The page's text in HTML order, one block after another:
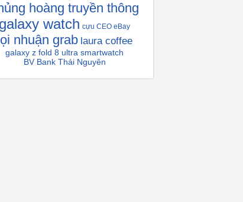
hoàng truyền thông
galaxy watch cựu CEO eBay
nhuận grab laura coffee
galaxy z fold 8 ultra smartwatch
BV Bank Thái Nguyên